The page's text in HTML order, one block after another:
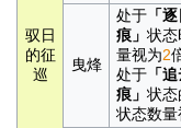
驭日
的征
巡
曳烽
处于「逐
痕」 状态
量视为2
处于「追
痕」 状态
状态数量